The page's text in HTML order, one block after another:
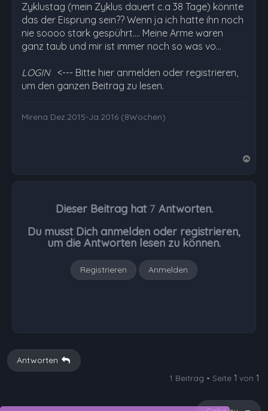
Zyklustag (mein Zyklus dauert c.a 38 Tage) könnte
das der Eisprung sein?? Wenn ja ich hatte ihn noch
nie soooo stark gespührt.... Meine Arme waren
ganz taub und mir ist immer noch so was vo…
LOGIN <--- Bitte hier anmelden oder registrieren,
um den ganzen Beitrag zu lesen.
Mirena Dez.2015-Ja.2016 (8Wochen)
Dieser Beitrag hat 7 Antworten.
Du musst Dich anmelden oder registrieren,
um die Antworten lesen zu können.
Registrieren Anmelden
Antworten
1 Beitrag • Seite 1 von 1